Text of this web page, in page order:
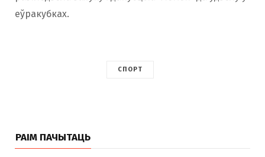
еўракубках.
СПОРТ
РАІМ ПАЧЫТАЦЬ